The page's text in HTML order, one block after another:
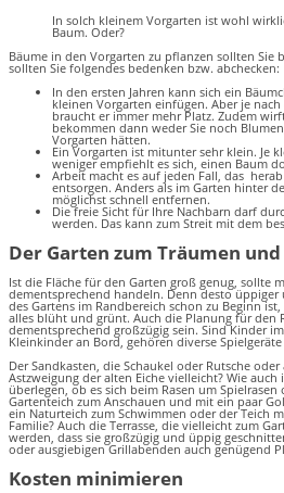
In solch kleinem Vorgarten ist wohl
Baum. Oder?
Bäume in den Vorgarten zu pflanzen sollten Sie
sollten Sie folgendes bedenken bzw. abchecken:
In den ersten Jahren kann sich ein
kleinen Vorgarten einfügen. Aber je
braucht er immer mehr Platz. Zudem
bekommen dann weder Sie noch
Vorgarten hätten.
Ein Vorgarten ist mitunter sehr klein. Je
weniger empfiehlt es sich, einen Baum
Arbeit macht es auf jeden Fall, das
entsorgen. Anders als im Garten hinter
möglichst schnell entfernen.
Die freie Sicht für Ihre Nachbarn darf
werden. Das kann zum Streit mit dem
Der Garten zum Träumen und
Ist die Fläche für den Garten groß genug, sollte
dementsprechend handeln. Denn desto
des Gartens im Randbereich schon zu Beginn
alles blüht und grünt. Auch die Planung für den
dementsprechend großzügig sein. Sind Kinder
Kleinkinder an Bord, gehören diverse
Der Sandkasten, die Schaukel oder Rutsche
Astzweigung der alten Eiche vielleicht? Wie
überlegen, ob es sich beim Rasen um
Gartenteich zum Anschauen und mit ein paar
ein Naturteich zum Schwimmen oder der Teich
Familie? Auch die Terrasse, die vielleicht zum
werden, dass sie großzügig und üppig
oder ausgiebigen Grillabenden auch genügend
Kosten minimieren